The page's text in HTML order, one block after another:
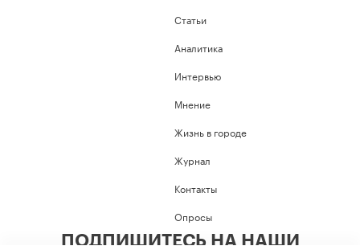
Статьи
Аналитика
Интервью
Мнение
Жизнь в городе
Журнал
Контакты
Опросы
ПОДПИШИТЕСЬ НА НАШИ